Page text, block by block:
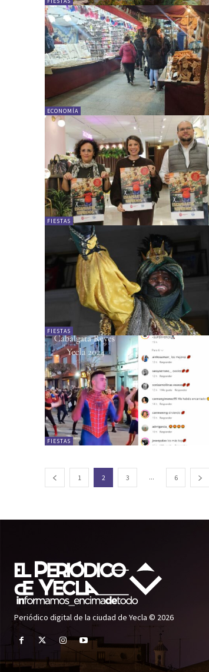
ECONOMÍA
FIESTAS
FIESTAS
FIESTAS
1 2 3 ... 6
Periódico digital de la ciudad de Yecla © 2026